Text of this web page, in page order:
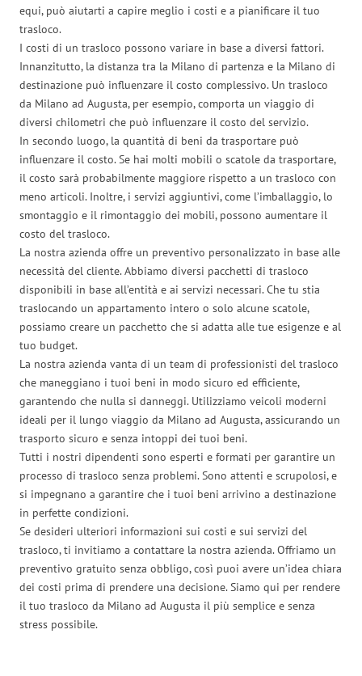
equi, può aiutarti a capire meglio i costi e a pianificare il tuo
trasloco.
I costi di un trasloco possono variare in base a diversi fattori.
Innanzitutto, la distanza tra la Milano di partenza e la Milano di
destinazione può influenzare il costo complessivo. Un trasloco
da Milano ad Augusta, per esempio, comporta un viaggio di
diversi chilometri che può influenzare il costo del servizio.
In secondo luogo, la quantità di beni da trasportare può
influenzare il costo. Se hai molti mobili o scatole da trasportare,
il costo sarà probabilmente maggiore rispetto a un trasloco con
meno articoli. Inoltre, i servizi aggiuntivi, come l’imballaggio, lo
smontaggio e il rimontaggio dei mobili, possono aumentare il
costo del trasloco.
La nostra azienda offre un preventivo personalizzato in base alle
necessità del cliente. Abbiamo diversi pacchetti di trasloco
disponibili in base all’entità e ai servizi necessari. Che tu stia
traslocando un appartamento intero o solo alcune scatole,
possiamo creare un pacchetto che si adatta alle tue esigenze e al
tuo budget.
La nostra azienda vanta di un team di professionisti del trasloco
che maneggiano i tuoi beni in modo sicuro ed efficiente,
garantendo che nulla si danneggi. Utilizziamo veicoli moderni
ideali per il lungo viaggio da Milano ad Augusta, assicurando un
trasporto sicuro e senza intoppi dei tuoi beni.
Tutti i nostri dipendenti sono esperti e formati per garantire un
processo di trasloco senza problemi. Sono attenti e scrupolosi, e
si impegnano a garantire che i tuoi beni arrivino a destinazione
in perfette condizioni.
Se desideri ulteriori informazioni sui costi e sui servizi del
trasloco, ti invitiamo a contattare la nostra azienda. Offriamo un
preventivo gratuito senza obbligo, così puoi avere un’idea chiara
dei costi prima di prendere una decisione. Siamo qui per rendere
il tuo trasloco da Milano ad Augusta il più semplice e senza
stress possibile.